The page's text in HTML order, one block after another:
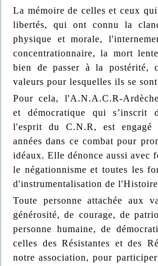
La mémoire de celles et ceux
libertés, qui ont connu la
physique et morale,
concentrationnaire, la mort
bien de passer à la postérité,
valeurs pour lesquelles ils se sont
Pour cela, l'A.N.A.C.R-
et démocratique qui s’inscrit
l'esprit du C.N.R, est engagé
années dans ce combat pour
idéaux. Elle dénonce aussi avec
le négationnisme et toutes les
d'instrumentalisation de
Toute personne attachée aux
générosité, de courage, de
personne humaine, de
celles des Résistantes et des
notre association, pour